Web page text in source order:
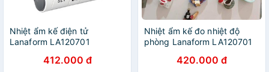
Nhiệt ẩm kế điện tử
Lanaform LA120701
412.000 đ
Nhiệt ẩm kế đo nhiệt độ
phòng Lanaform LA120701
420.000 đ